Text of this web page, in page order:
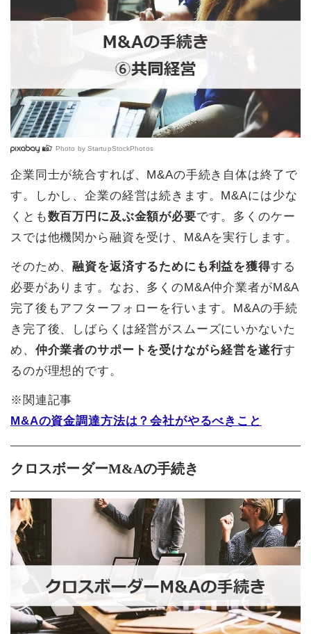
Photo by StartupStockPhotos
企業同士が統合すれば、M&Aの手続き自体は終了で
す。しかし、企業の経営は続きます。M&Aには少な
くとも数百万円に及ぶ金額が必要です。多くのケー
スでは他機関から融資を受け、M&Aを実行します。
そのため、融資を返済するためにも利益を獲得する
必要があります。なお、多くのM&A仲介業者がM&A
完了後もアフターフォローを行います。M&Aの手続
き完了後、しばらくは経営がスムーズにいかないた
め、 仲介業者のサポートを受けながら経営を遂行す
るのが理想的です。
※関連記事
M&Aの資金調達方法は？会社がやるべきこと
クロスボーダーM&Aの手続き